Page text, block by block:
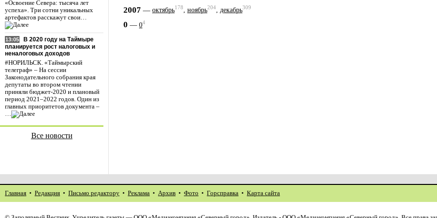
«Освоение Севера: тысяча лет
успеха». Три сотни уникальных
артефактов расскажут свои…
13:05
В 2020 году на Таймыре
планируется рост налоговых и
неналоговых доходов
#НОРИЛЬСК. «Таймырский
телеграф» – На сессии
Законодательного собрания края
депутаты во втором чтении
приняли бюджет-2020 и плановый
период 2021–2022 годов. Один из
главных приоритетов документа –
…
Все новости
2007 — октябрь178, ноябрь204, декабрь309
0 — 04
Главная • Редакция • Письмо редактору • Реклама • Архив • Фото • Горсправка • Карта сайта